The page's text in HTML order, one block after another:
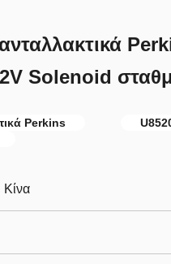
Solenoid
Perkins
Κίνα